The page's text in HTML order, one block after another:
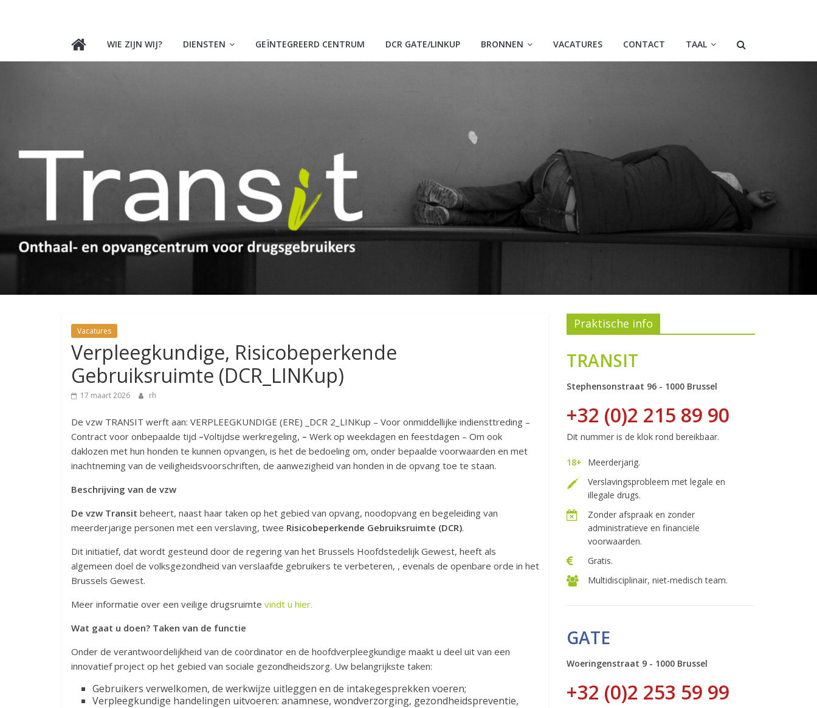
TRANSIT
VZW
WIE ZIJN WIJ? DIENSTEN GEÏNTEGREERD CENTRUM DCR GATE/LINKUP BRONNEN VACATURES CONTACT TAAL
Vacatures
Verpleegkundige, Risicobeperkende
Gebruiksruimte (DCR_LINKup)
17 maart 2026 rh
De vzw TRANSIT werft aan: VERPLEEGKUNDIGE (ERE) _DCR 2_LINKup – Voor onmiddellijke indiensttreding –
Contract voor onbepaalde tijd –Voltijdse werkregeling, – Werk op weekdagen en feestdagen – Om ook
daklozen met hun honden te kunnen opvangen, is het de bedoeling om, onder bepaalde voorwaarden en met
inachtneming van de veiligheidsvoorschriften, de aanwezigheid van honden in de opvang toe te staan.
Beschrijving van de vzw
De vzw Transit beheert, naast haar taken op het gebied van opvang, noodopvang en begeleiding van
meerderjarige personen met een verslaving, twee Risicobeperkende Gebruiksruimte (DCR).
Dit initiatief, dat wordt gesteund door de regering van het Brussels Hoofdstedelijk Gewest, heeft als
algemeen doel de volksgezondheid van verslaafde gebruikers te verbeteren, , evenals de openbare orde in het
Brussels Gewest.
Meer informatie over een veilige drugsruimte vindt u hier.
Wat gaat u doen? Taken van de functie
Onder de verantwoordelijkheid van de coördinator en de hoofdverpleegkundige maakt u deel uit van een
innovatief project op het gebied van sociale gezondheidszorg. Uw belangrijkste taken:
Gebruikers verwelkomen, de werkwijze uitleggen en de intakegesprekken voeren;
Verpleegkundige handelingen uitvoeren: anamnese, wondverzorging, gezondheidspreventie,
Praktische info
TRANSIT
Stephensonstraat 96 - 1000 Brussel
+32 (0)2 215 89 90
Dit nummer is de klok rond bereikbaar.
18+
Meerderjarig.
Verslavingsprobleem met legale en
illegale drugs.
Zonder afspraak en zonder
administratieve en financiële
voorwaarden.
Gratis.
Multidisciplinair, niet-medisch team.
GATE
Woeringenstraat 9 - 1000 Brussel
+32 (0)2 253 59 99